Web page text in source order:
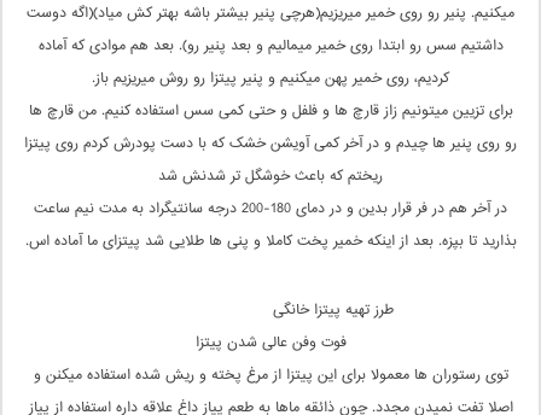
میکنیم. پنیر رو روی خمیر میریزیم(هرچی پنیر بیشتر باشه بهتر کش میاد)(اگه دوست
داشتیم سس رو ابتدا روی خمیر میمالیم و بعد پنیر رو). بعد هم موادی که آماده
کردیم، روی خمیر پهن میکنیم و پنیر پیتزا رو روش میریزیم باز.
برای تزیین میتونیم زاز قارچ ها و فلفل و حتی کمی سس استفاده کنیم. من قارچ ها
رو روی پنیر ها چیدم و در آخر کمی آویشن خشک که با دست پودرش کردم روی پیتزا
ریختم که باعث خوشگل تر شدنش شد
در آخر هم در فر قرار بدین و در دمای 180-200 درجه سانتیگراد به مدت نیم ساعت
بذارید تا بپزه. بعد از اینکه خمیر پخت کاملا و پنی ها طلایی شد پیتزای ما آماده اس.
طرز تهیه پیتزا خانگی
فوت وفن عالی شدن پیتزا
توی رستوران ها معمولا برای این پیتزا از مرغ پخته و ریش شده استفاده میکنن و
اصلا تفت نمیدن مجدد. چون ذائقه ماها به طعم پیاز داغ علاقه داره استفاده از پیاز